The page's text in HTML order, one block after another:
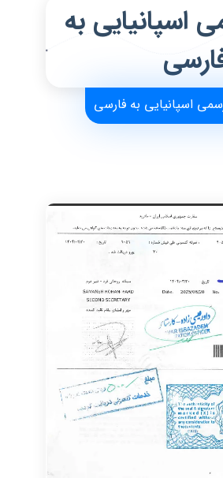
اسپانیایی به
اسپانیایی به فارسی